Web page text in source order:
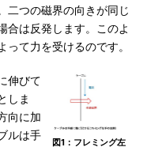
二つの磁界の向きが同じ
合は反発します。このよ
て力を受けるのです。
図1：フレミング左
伸びて
しま
向に加
ルは手